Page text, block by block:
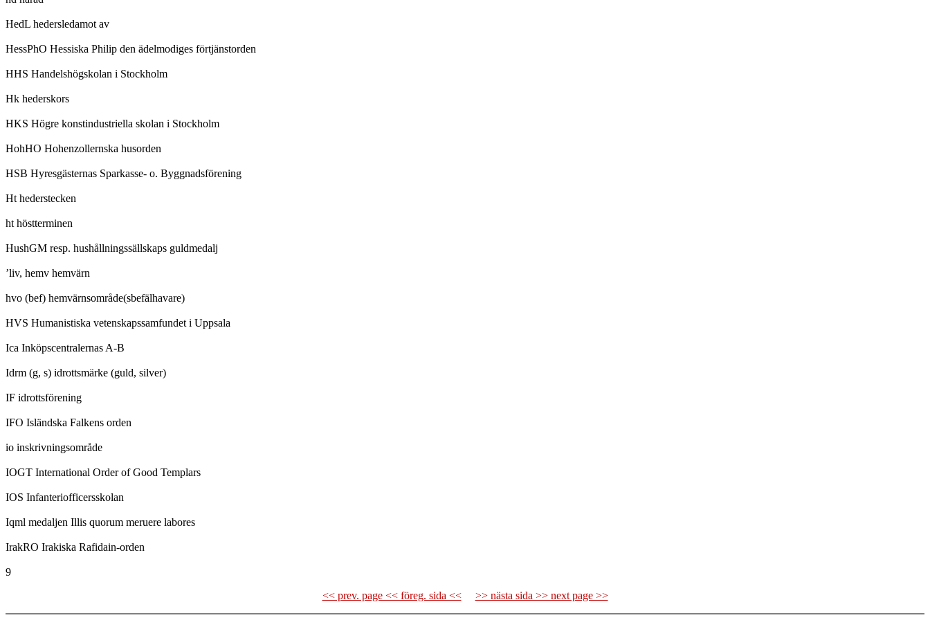
HedL hedersledamot av
HessPhO Hessiska Philip den ädelmodiges förtjänstorden
HHS Handelshögskolan i Stockholm
Hk hederskors
HKS Högre konstindustriella skolan i Stockholm
HohHO Hohenzollernska husorden
HSB Hyresgästernas Sparkasse- o. Byggnadsförening
Ht hederstecken
ht höstterminen
HushGM resp. hushållningssällskaps guldmedalj
’liv, hemv hemvärn
hvo (bef) hemvärnsområde(sbefälhavare)
HVS Humanistiska vetenskapssamfundet i Uppsala
Ica Inköpscentralernas A-B
Idrm (g, s) idrottsmärke (guld, silver)
IF idrottsförening
IFO Isländska Falkens orden
io inskrivningsområde
IOGT International Order of Good Templars
IOS Infanteriofficersskolan
Iqml medaljen Illis quorum meruere labores
IrakRO Irakiska Rafidain-orden
9
<< prev. page << föreg. sida <<
>> nästa sida >> next page >>